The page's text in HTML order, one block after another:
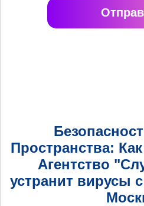
Пространства:
Агентство
устранит вирусы